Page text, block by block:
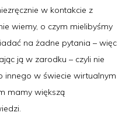
w kontakcie z
wiemy, o czym mielibyśmy
na żadne pytania – więc
ją w zarodku – czyli nie
w świecie wirtualnym
mamy większą